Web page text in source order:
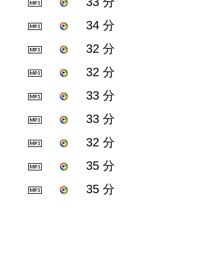
34 分
32 分
32 分
33 分
33 分
32 分
35 分
35 分